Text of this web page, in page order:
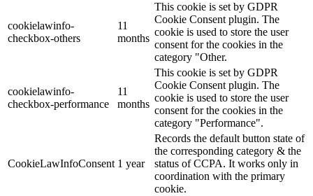
cookielawinfo-
checkbox-others
11
months
This cookie is set by GDPR
Cookie Consent plugin. The
cookie is used to store the user
consent for the cookies in the
category "Other.
cookielawinfo-
checkbox-performance
11
months
This cookie is set by GDPR
Cookie Consent plugin. The
cookie is used to store the user
consent for the cookies in the
category "Performance".
CookieLawInfoConsent 1 year
Records the default button state of
the corresponding category & the
status of CCPA. It works only in
coordination with the primary
cookie.